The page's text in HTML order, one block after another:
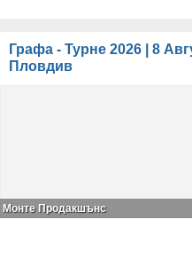
Графа - Турне 2026 | 8
Пловдив
Монте Продакшънс